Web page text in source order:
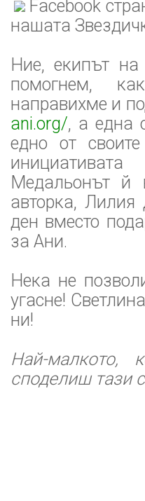
Facebook
нашата
Ние, екипът
помогнем,
направихме и
ani.org/, а една
едно от
инициативата
Медальонът й
авторка, Лилия
ден вместо
за Ани.
Нека не
угасне!
ни!
Най-
споделиш тази